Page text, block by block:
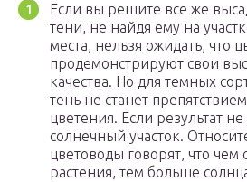
Если вы решите все же
тени, не найдя ему на
места, нельзя ожидать, что
продемонстрируют свои
качества. Но для темных
тень не станет
цветения. Если результат
солнечный участок.
цветоводы говорят, что чем
растения, тем больше